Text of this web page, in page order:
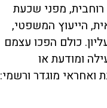
מפני שכעת
הייעוץ המשפטי,
כולם הפכו עצמם
ומודעת או
מוגדר ורשמי: